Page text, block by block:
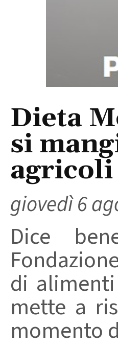
Dieta
si
giovedì 6
Dice
di
mette a
momento